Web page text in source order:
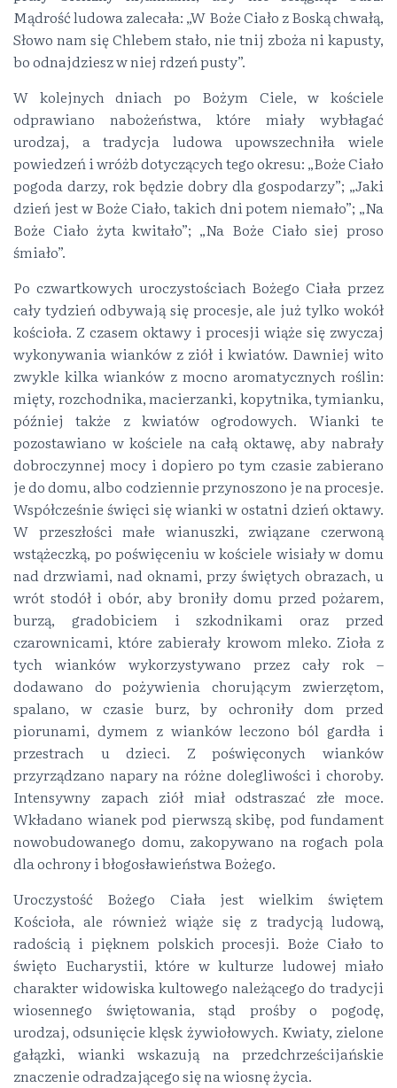
Mądrość ludowa zalecała: „W Boże Ciało z Boską chwałą,
Słowo nam się Chlebem stało, nie tnij zboża ni kapusty,
bo odnajdziesz w niej rdzeń pusty”.
W kolejnych dniach po Bożym Ciele, w kościele
odprawiano nabożeństwa, które miały wybłagać
urodzaj, a tradycja ludowa upowszechniła wiele
powiedzeń i wróżb dotyczących tego okresu: „Boże Ciało
pogoda darzy, rok będzie dobry dla gospodarzy”; „Jaki
dzień jest w Boże Ciało, takich dni potem niemało”; „Na
Boże Ciało żyta kwitało”; „Na Boże Ciało siej proso
śmiało”.
Po czwartkowych uroczystościach Bożego Ciała przez
cały tydzień odbywają się procesje, ale już tylko wokół
kościoła. Z czasem oktawy i procesji wiąże się zwyczaj
wykonywania wianków z ziół i kwiatów. Dawniej wito
zwykle kilka wianków z mocno aromatycznych roślin:
mięty, rozchodnika, macierzanki, kopytnika, tymianku,
później także z kwiatów ogrodowych. Wianki te
pozostawiano w kościele na całą oktawę, aby nabrały
dobroczynnej mocy i dopiero po tym czasie zabierano
je do domu, albo codziennie przynoszono je na procesje.
Współcześnie święci się wianki w ostatni dzień oktawy.
W przeszłości małe wianuszki, związane czerwoną
wstążeczką, po poświęceniu w kościele wisiały w domu
nad drzwiami, nad oknami, przy świętych obrazach, u
wrót stodół i obór, aby broniły domu przed pożarem,
burzą, gradobiciem i szkodnikami oraz przed
czarownicami, które zabierały krowom mleko. Zioła z
tych wianków wykorzystywano przez cały rok –
dodawano do pożywienia chorującym zwierzętom,
spalano, w czasie burz, by ochroniły dom przed
piorunami, dymem z wianków leczono ból gardła i
przestrach u dzieci. Z poświęconych wianków
przyrządzano napary na różne dolegliwości i choroby.
Intensywny zapach ziół miał odstraszać złe moce.
Wkładano wianek pod pierwszą skibę, pod fundament
nowobudowanego domu, zakopywano na rogach pola
dla ochrony i błogosławieństwa Bożego.
Uroczystość Bożego Ciała jest wielkim świętem
Kościoła, ale również wiąże się z tradycją ludową,
radością i pięknem polskich procesji. Boże Ciało to
święto Eucharystii, które w kulturze ludowej miało
charakter widowiska kultowego należącego do tradycji
wiosennego świętowania, stąd prośby o pogodę,
urodzaj, odsunięcie klęsk żywiołowych. Kwiaty, zielone
gałązki, wianki wskazują na przedchrześcijańskie
znaczenie odradzającego się na wiosnę życia.